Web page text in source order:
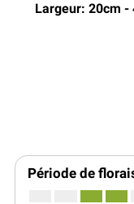
Largeur: 20cm -
Période de